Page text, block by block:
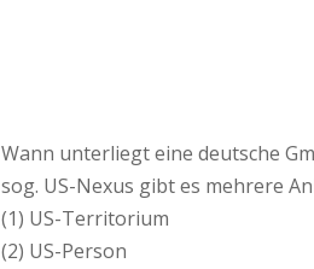
Wann unterliegt eine deutsche
sog. US-Nexus gibt es mehrere
(1) US-Territorium
(2) US-Person